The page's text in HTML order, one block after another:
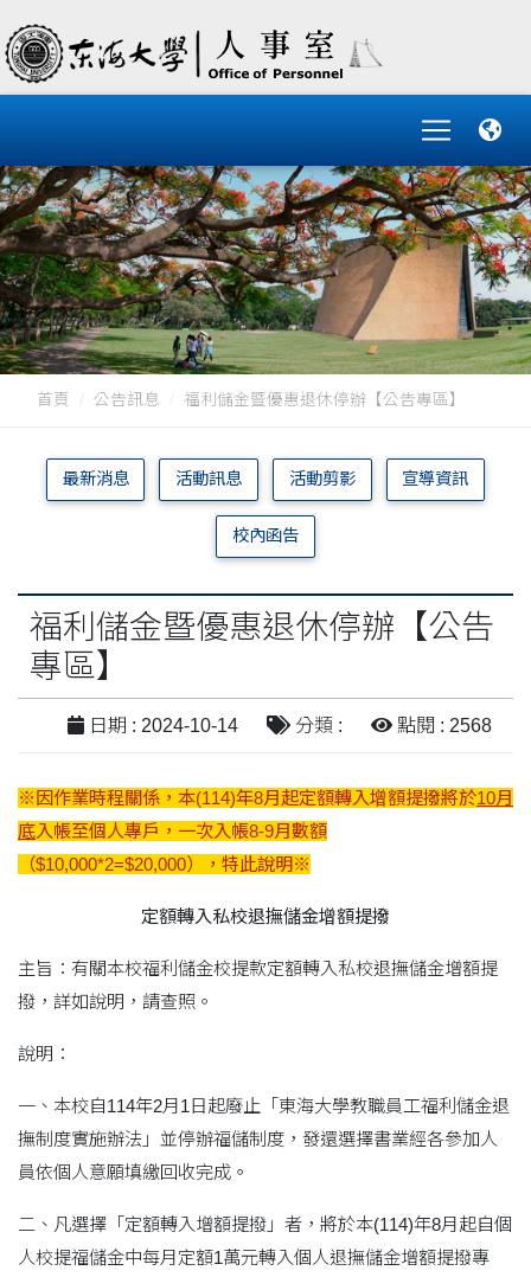
首頁 公告訊息 福利儲金暨優惠退休停辦【公告專區】
最新消息 活動訊息 活動剪影 宣導資訊
校內函告
福利儲金暨優惠退休停辦【公告
專區】
日期 : 2024-10-14 分類 : 點閱 : 2568
※因作業時程關係，本(114)年8月起定額轉入增額提撥將於10月
底入帳至個人專戶，一次入帳8-9月數額
（$10,000*2=$20,000），特此說明※
定額轉入私校退撫儲金增額提撥
主旨：有關本校福利儲金校提款定額轉入私校退撫儲金增額提
撥，詳如說明，請查照。
說明：
一、本校自114年2月1日起廢止「東海大學教職員工福利儲金退
撫制度實施辦法」並停辦福儲制度，發還選擇書業經各參加人
員依個人意願填繳回收完成。
二、凡選擇「定額轉入增額提撥」者，將於本(114)年8月起自個
人校提福儲金中每月定額1萬元轉入個人退撫儲金增額提撥專